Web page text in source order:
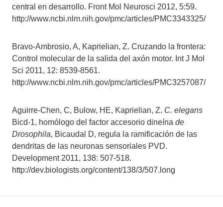
central en desarrollo. Front Mol Neurosci 2012, 5:59.
http://www.ncbi.nlm.nih.gov/pmc/articles/PMC3343325/
Bravo-Ambrosio, A, Kaprielian, Z. Cruzando la frontera:
Control molecular de la salida del axón motor. Int J Mol
Sci 2011, 12: 8539-8561.
http://www.ncbi.nlm.nih.gov/pmc/articles/PMC3257087/
Aguirre-Chen, C, Bulow, HE, Kaprielian, Z. C. elegans
Bicd-1, homólogo del factor accesorio dineína de
Drosophila, Bicaudal D, regula la ramificación de las
dendritas de las neuronas sensoriales PVD.
Development 2011, 138: 507-518.
http://dev.biologists.org/content/138/3/507.long